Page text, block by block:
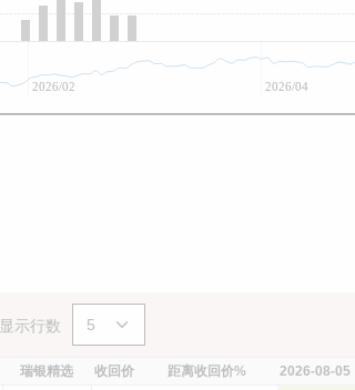
2026/02 2026/04
显示行数
瑞银精选 收回价 距离收回价% 2026-08-05